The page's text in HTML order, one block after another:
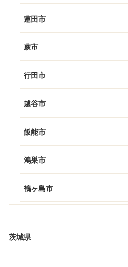
蓮田市
蕨市
行田市
越谷市
飯能市
鴻巣市
鶴ヶ島市
茨城県